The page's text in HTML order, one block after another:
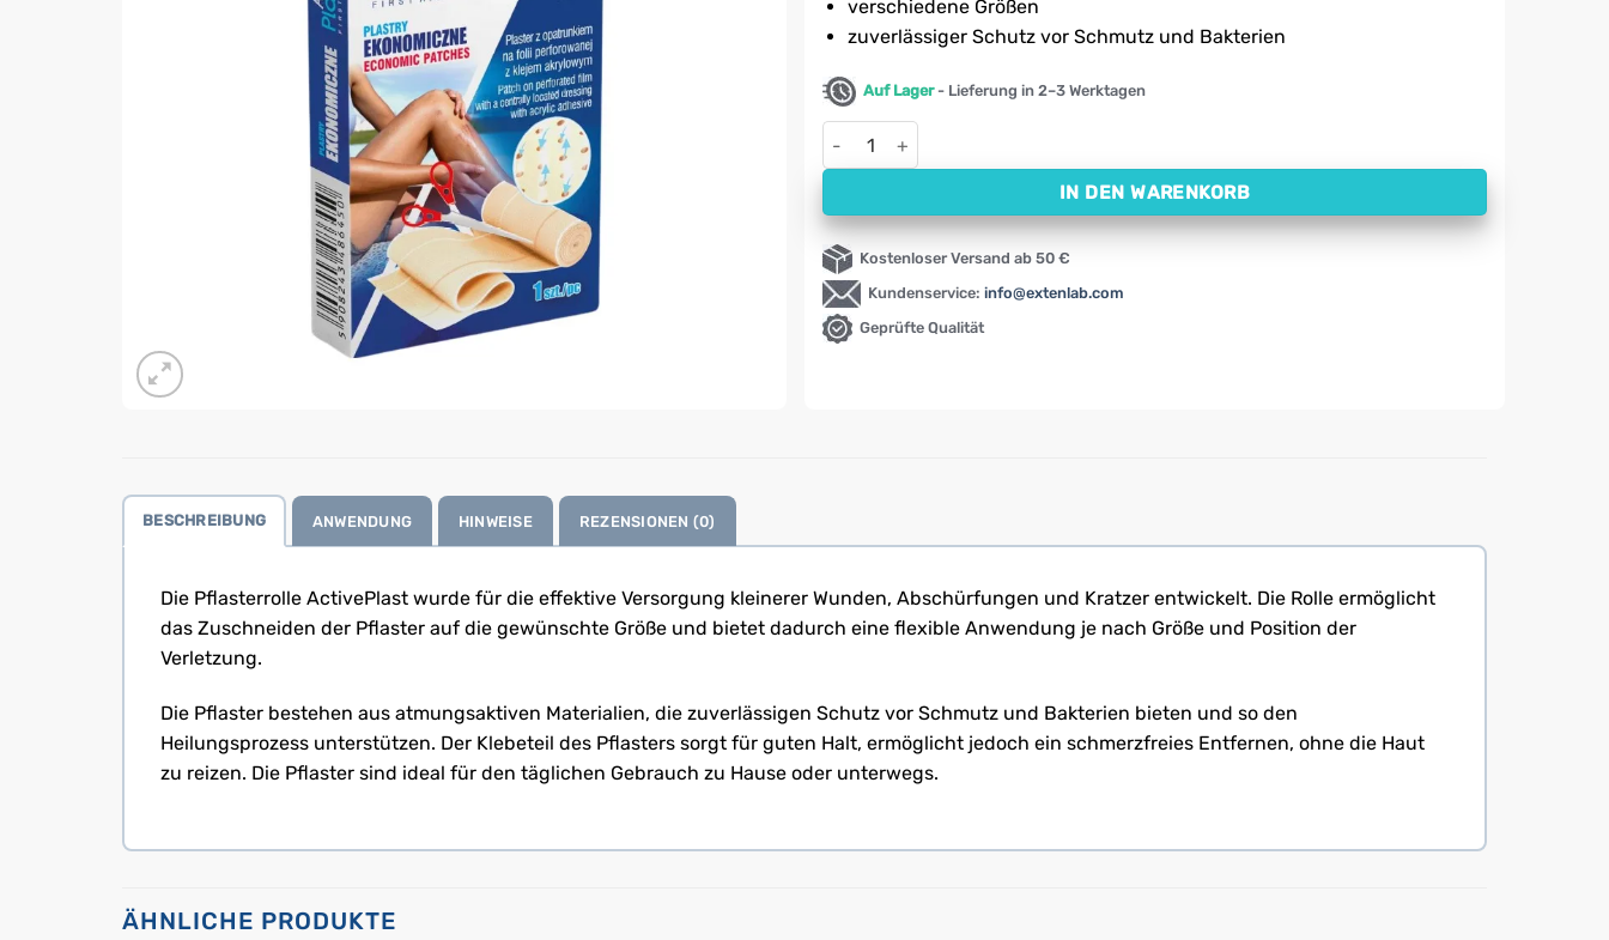
verschiedene Größen
zuverlässiger Schutz vor Schmutz und Bakterien
Auf Lager- Lieferung in 2–3 Werktagen
Zuschneidbare Pflasterrolle ActivePlast (6 x 50 cm, 1 Stück) Menge
IN DEN WARENKORB
Kostenloser Versand ab 50 €
Kundenservice: info@extenlab.com
Geprüfte Qualität
BESCHREIBUNG ANWENDUNG HINWEISE REZENSIONEN (0)
Die Pflasterrolle ActivePlast wurde für die effektive Versorgung kleinerer Wunden, Abschürfungen und Kratzer entwickelt. Die Rolle ermöglicht
das Zuschneiden der Pflaster auf die gewünschte Größe und bietet dadurch eine flexible Anwendung je nach Größe und Position der
Verletzung.
Die Pflaster bestehen aus atmungsaktiven Materialien, die zuverlässigen Schutz vor Schmutz und Bakterien bieten und so den
Heilungsprozess unterstützen. Der Klebeteil des Pflasters sorgt für guten Halt, ermöglicht jedoch ein schmerzfreies Entfernen, ohne die Haut
zu reizen. Die Pflaster sind ideal für den täglichen Gebrauch zu Hause oder unterwegs.
ÄHNLICHE PRODUKTE